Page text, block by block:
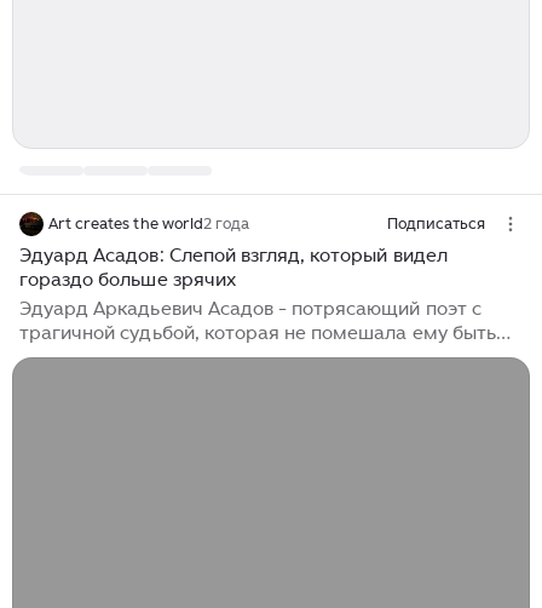
Art creates the world2 года Подписаться
Эдуард Асадов: Слепой взгляд, который видел
гораздо больше зрячих
Эдуард Аркадьевич Асадов - потрясающий поэт с
трагичной судьбой, которая не помешала ему быть
хорошим человеком. Его стихи пропитаны